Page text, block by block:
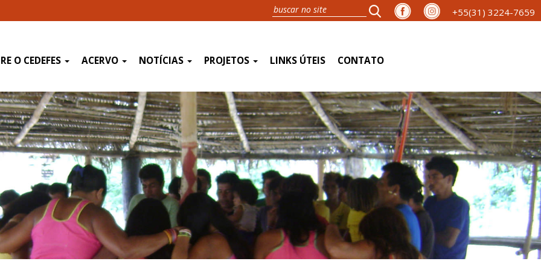
+55(31) 3224-7659
O CEDEFES ACERVO NOTÍCIAS PROJETOS LINKS ÚTEIS CONTATO